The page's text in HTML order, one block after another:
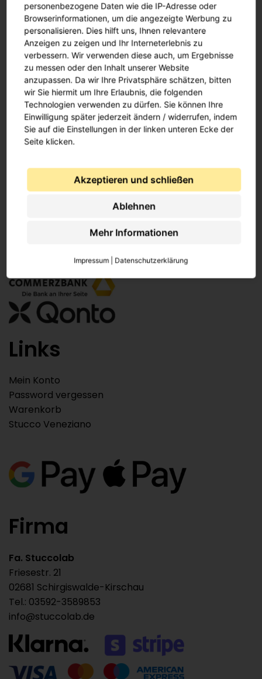
Wichtiges
AGB
Datenschutz
Widerrufsrecht
Cookie Verwendung
Sendungsverfolgung
Links
Mein Konto
Password vergessen
Warenkorb
Stucco Veneziano
Firma
Fa. Stuccolab
Friesestr. 21
02681 Schirgiswalde-Kirschau
Tel.: 03592-3589853
info@stuccolab.de
personenbezogene Daten wie die IP-Adresse oder
Browserinformationen, um die angezeigte Werbung zu
personalisieren. Dies hilft uns, Ihnen relevantere
Anzeigen zu zeigen und Ihr Interneterlebnis zu
verbessern. Wir verwenden diese auch, um Ergebnisse
zu messen oder den Inhalt unserer Website
anzupassen. Da wir Ihre Privatsphäre schätzen, bitten
wir Sie hiermit um Ihre Erlaubnis, die folgenden
Technologien verwenden zu dürfen. Sie können Ihre
Einwilligung später jederzeit ändern / widerrufen, indem
Sie auf die Einstellungen in der linken unteren Ecke der
Seite klicken.
Akzeptieren und schließen
Ablehnen
Mehr Informationen
Impressum Datenschutzerklärung